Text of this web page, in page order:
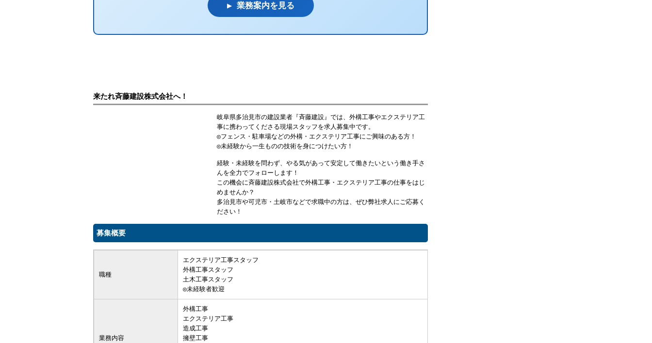
▶ 業務案内を見る
来たれ斉藤建設株式会社へ！
岐阜県多治見市の建設業者『斉藤建設』では、外構工事やエクステリア工
事に携わってくださる現場スタッフを求人募集中です。
◎フェンス・駐車場などの外構・エクステリア工事にご興味のある方！
◎未経験から一生ものの技術を身につけたい方！
経験・未経験を問わず、やる気があって安定して働きたいという働き手さ
んを全力でフォローします！
この機会に斉藤建設株式会社で外構工事・エクステリア工事の仕事をはじ
めませんか？
多治見市や可児市・土岐市などで求職中の方は、ぜひ弊社求人にご応募く
ださい！
募集概要
職種
エクステリア工事スタッフ
外構工事スタッフ
土木工事スタッフ
◎未経験者歓迎
業務内容
外構工事
エクステリア工事
造成工事
擁壁工事